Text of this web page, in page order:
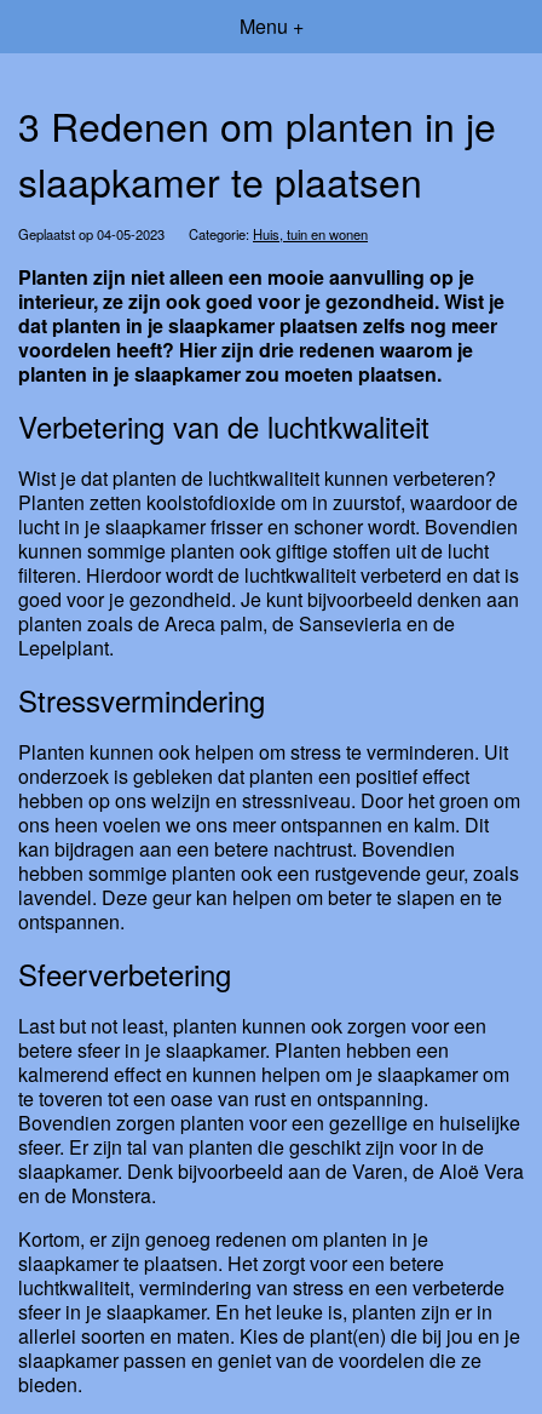
Menu +
3 Redenen om planten in je
slaapkamer te plaatsen
Geplaatst op 04-05-2023 Categorie: Huis, tuin en wonen
Planten zijn niet alleen een mooie aanvulling op je
interieur, ze zijn ook goed voor je gezondheid. Wist je
dat planten in je slaapkamer plaatsen zelfs nog meer
voordelen heeft? Hier zijn drie redenen waarom je
planten in je slaapkamer zou moeten plaatsen.
Verbetering van de luchtkwaliteit
Wist je dat planten de luchtkwaliteit kunnen verbeteren?
Planten zetten koolstofdioxide om in zuurstof, waardoor de
lucht in je slaapkamer frisser en schoner wordt. Bovendien
kunnen sommige planten ook giftige stoffen uit de lucht
filteren. Hierdoor wordt de luchtkwaliteit verbeterd en dat is
goed voor je gezondheid. Je kunt bijvoorbeeld denken aan
planten zoals de Areca palm, de Sansevieria en de
Lepelplant.
Stressvermindering
Planten kunnen ook helpen om stress te verminderen. Uit
onderzoek is gebleken dat planten een positief effect
hebben op ons welzijn en stressniveau. Door het groen om
ons heen voelen we ons meer ontspannen en kalm. Dit
kan bijdragen aan een betere nachtrust. Bovendien
hebben sommige planten ook een rustgevende geur, zoals
lavendel. Deze geur kan helpen om beter te slapen en te
ontspannen.
Sfeerverbetering
Last but not least, planten kunnen ook zorgen voor een
betere sfeer in je slaapkamer. Planten hebben een
kalmerend effect en kunnen helpen om je slaapkamer om
te toveren tot een oase van rust en ontspanning.
Bovendien zorgen planten voor een gezellige en huiselijke
sfeer. Er zijn tal van planten die geschikt zijn voor in de
slaapkamer. Denk bijvoorbeeld aan de Varen, de Aloë Vera
en de Monstera.
Kortom, er zijn genoeg redenen om planten in je
slaapkamer te plaatsen. Het zorgt voor een betere
luchtkwaliteit, vermindering van stress en een verbeterde
sfeer in je slaapkamer. En het leuke is, planten zijn er in
allerlei soorten en maten. Kies de plant(en) die bij jou en je
slaapkamer passen en geniet van de voordelen die ze
bieden.